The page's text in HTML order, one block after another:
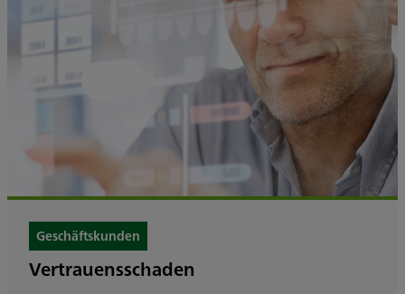
Geschäftskunden
Vertrauensschaden